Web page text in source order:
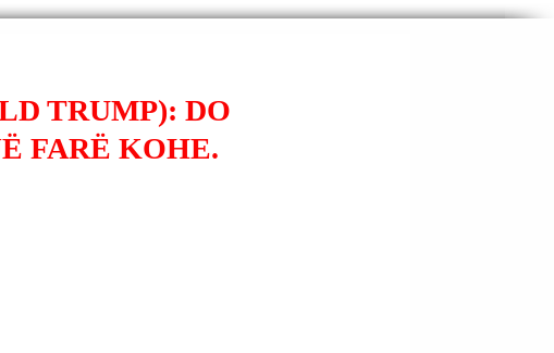
TRUMP): DO
FARË KOHE.